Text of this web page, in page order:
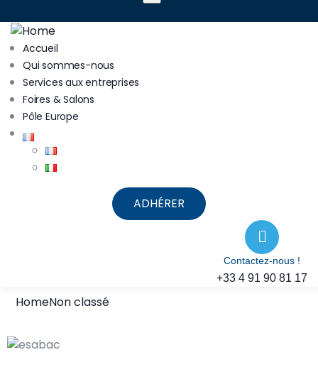
Accueil
Qui sommes-nous
Services aux entreprises
Foires & Salons
Pôle Europe
ADHÉRER
Contactez-nous !
+33 4 91 90 81 17
HomeNon classé